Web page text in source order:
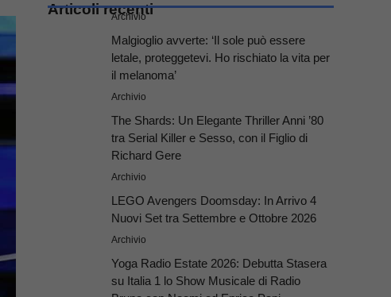
Articoli recenti
Archivio
Malgioglio avverte: ‘Il sole può essere
letale, proteggetevi. Ho rischiato la vita per
il melanoma’
Archivio
The Shards: Un Elegante Thriller Anni ’80
tra Serial Killer e Sesso, con il Figlio di
Richard Gere
Archivio
LEGO Avengers Doomsday: In Arrivo 4
Nuovi Set tra Settembre e Ottobre 2026
Archivio
Yoga Radio Estate 2026: Debutta Stasera
su Italia 1 lo Show Musicale di Radio